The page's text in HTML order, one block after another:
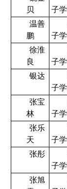
贝
子
温善
鹏
子
徐淮
良
子
银达
子
张宝
林
子
张乐
天
子
张彤
子
张旭